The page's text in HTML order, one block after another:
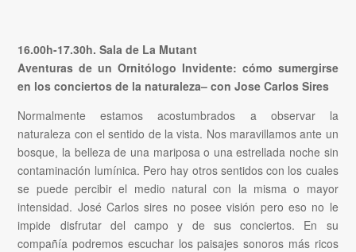
16.00h-17.30h. Sala de La Mutant
Aventuras de un Ornitólogo Invidente: cómo sumergirse
en los conciertos de la naturaleza– con Jose Carlos Sires
Normalmente estamos acostumbrados a observar la
naturaleza con el sentido de la vista. Nos maravillamos ante un
bosque, la belleza de una mariposa o una estrellada noche sin
contaminación lumínica. Pero hay otros sentidos con los cuales
se puede percibir el medio natural con la misma o mayor
intensidad. José Carlos sires no posee visión pero eso no le
impide disfrutar del campo y de sus conciertos. En su
compañía podremos escuchar los paisajes sonoros más ricos